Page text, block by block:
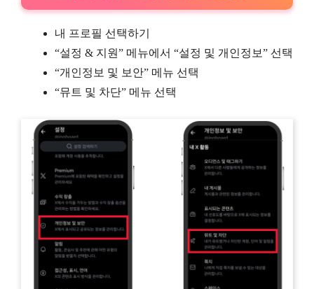
내 프로필 선택하기
“설정 & 지원” 메뉴에서 “설정 및 개인정보” 선택
“개인정보 및 보안” 메뉴 선택
“뮤트 및 차단” 메뉴 선택